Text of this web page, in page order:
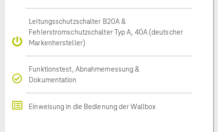
Leitungsschutzschalter B20A &
Fehlerstromschutzschalter Typ A, 40A (deutscher
Markenhersteller)
Funktionstest, Abnahmemessung &
Dokumentation
Einweisung in die Bedienung der Wallbox